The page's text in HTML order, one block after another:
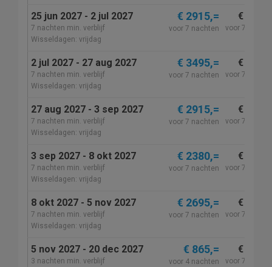
25 jun 2027 - 2 jul 2027
7 nachten min. verblijf
Wisseldagen: vrijdag
€ 2915,=
voor 7 nachten
€
voor 7
2 jul 2027 - 27 aug 2027
7 nachten min. verblijf
Wisseldagen: vrijdag
€ 3495,=
voor 7 nachten
€
voor 7
27 aug 2027 - 3 sep 2027
7 nachten min. verblijf
Wisseldagen: vrijdag
€ 2915,=
voor 7 nachten
€
voor 7
3 sep 2027 - 8 okt 2027
7 nachten min. verblijf
Wisseldagen: vrijdag
€ 2380,=
voor 7 nachten
€
voor 7
8 okt 2027 - 5 nov 2027
7 nachten min. verblijf
Wisseldagen: vrijdag
€ 2695,=
voor 7 nachten
€
voor 7
5 nov 2027 - 20 dec 2027
3 nachten min. verblijf
€ 865,=
voor 4 nachten
€
voor 7